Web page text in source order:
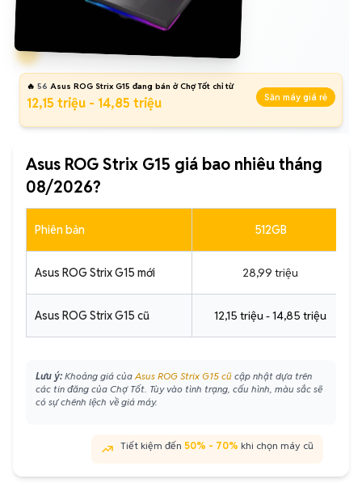
🔥 56 Asus ROG Strix G15 đang bán ở Chợ Tốt chỉ từ
12,15 triệu - 14,85 triệu Săn máy giá rẻ
Asus ROG Strix G15 giá bao nhiêu tháng
08/2026?
Phiên bản 512GB
Asus ROG Strix G15 mới 28,99 triệu
Asus ROG Strix G15 cũ 12,15 triệu - 14,85 triệu
Lưu ý: Khoảng giá củaAsus ROG Strix G15 cũ cập nhật dựa trên
các tin đăng của Chợ Tốt. Tùy vào tình trạng, cấu hình, màu sắc sẽ
có sự chênh lệch về giá máy.
Tiết kiệm đến 50% - 70% khi chọn máy cũ